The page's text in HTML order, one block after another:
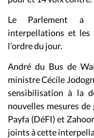
Le Parlement a
interpellations et les
l’ordre du jour.
André du Bus de
ministre Cécile
sensibilisation à la
nouvelles mesures
Payfa (DéFI) et
joints à cette